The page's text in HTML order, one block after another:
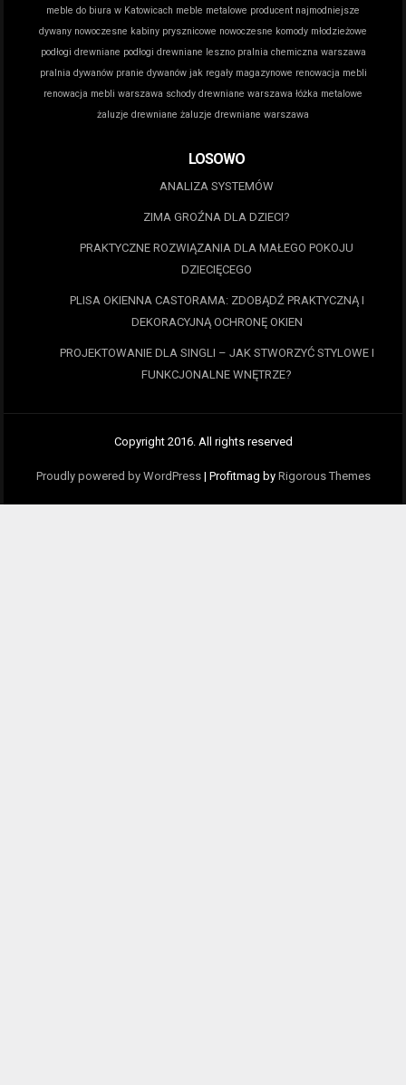
meble do biura w Katowicach meble metalowe producent najmodniejsze
dywany nowoczesne kabiny prysznicowe nowoczesne komody młodzieżowe
podłogi drewniane podłogi drewniane leszno pralnia chemiczna warszawa
pralnia dywanów pranie dywanów jak regały magazynowe renowacja mebli
renowacja mebli warszawa schody drewniane warszawa łóżka metalowe
żaluzje drewniane żaluzje drewniane warszawa
LOSOWO
ANALIZA SYSTEMÓW
ZIMA GROŹNA DLA DZIECI?
PRAKTYCZNE ROZWIĄZANIA DLA MAŁEGO POKOJU
DZIECIĘCEGO
PLISA OKIENNA CASTORAMA: ZDOBĄDŹ PRAKTYCZNĄ I
DEKORACYJNĄ OCHRONĘ OKIEN
PROJEKTOWANIE DLA SINGLI – JAK STWORZYĆ STYLOWE I
FUNKCJONALNE WNĘTRZE?
Copyright 2016. All rights reserved
Proudly powered by WordPress | Profitmag by Rigorous Themes